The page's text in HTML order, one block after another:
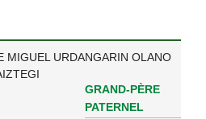
MIGUEL URDANGARIN OLANO
GRAND-PÈRE
PATERNEL